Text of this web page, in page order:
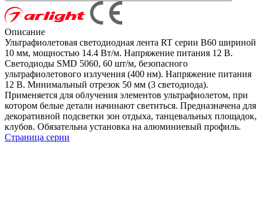
Описание
Ультрафиолетовая светодиодная лента RT серии B60 шириной
10 мм, мощностью 14.4 Вт/м. Напряжение питания 12 В.
Светодиоды SMD 5060, 60 шт/м, безопасного
ультрафиолетового излучения (400 нм). Напряжение питания
12 В. Минимальный отрезок 50 мм (3 светодиода).
Применяется для облучения элементов ультрафиолетом, при
котором белые детали начинают светиться. Предназначена для
декоративной подсветки зон отдыха, танцевальных площадок,
клубов. Обязательна установка на алюминиевый профиль.
Страница серии